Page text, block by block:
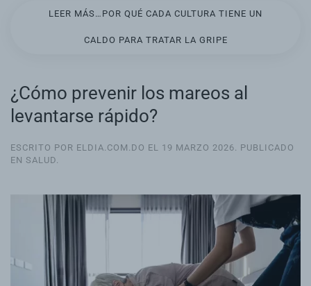
LEER MÁS…POR QUÉ CADA CULTURA TIENE UN
CALDO PARA TRATAR LA GRIPE
¿Cómo prevenir los mareos al
levantarse rápido?
ESCRITO POR ELDIA.COM.DO EL 19 MARZO 2026. PUBLICADO
EN SALUD.